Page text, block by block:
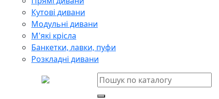
Кутові дивани
Модульні дивани
М'які крісла
Банкетки, лавки, пуфи
Розкладні дивани